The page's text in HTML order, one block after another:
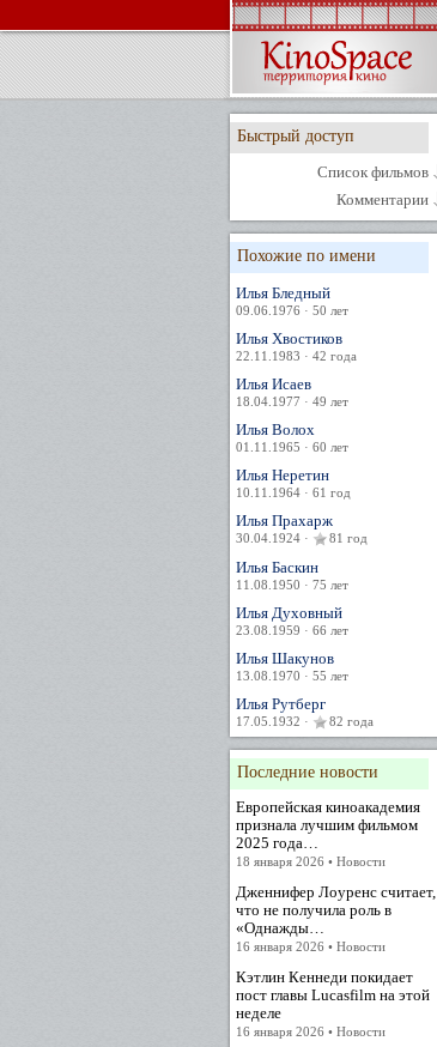
Быстрый доступ
Список фильмов
Комментарии
Похожие по имени
Илья Бледный
09.06.1976 · 50 лет
Илья Хвостиков
22.11.1983 · 42 года
Илья Исаев
18.04.1977 · 49 лет
Илья Волох
01.11.1965 · 60 лет
Илья Неретин
10.11.1964 · 61 год
Илья Прахарж
30.04.1924 · 81 год
Илья Баскин
11.08.1950 · 75 лет
Илья Духовный
23.08.1959 · 66 лет
Илья Шакунов
13.08.1970 · 55 лет
Илья Рутберг
17.05.1932 · 82 года
Последние новости
Европейская киноакадемия
признала лучшим фильмом
2025 года…
18 января 2026 • Новости
Дженнифер Лоуренс считает,
что не получила роль в
«Однажды…
16 января 2026 • Новости
Кэтлин Кеннеди покидает
пост главы Lucasfilm на этой
неделе
16 января 2026 • Новости